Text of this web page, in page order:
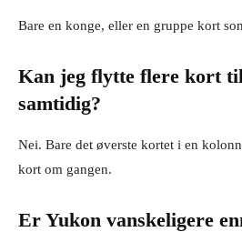
Bare en konge, eller en gruppe kort
Kan jeg flytte flere kort
samtidig?
Nei. Bare det øverste kortet i en
kort om gangen.
Er Yukon vanskeligere